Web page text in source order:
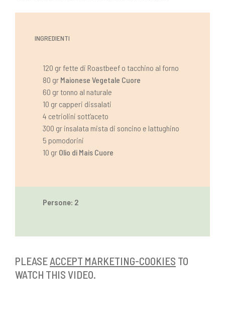
INGREDIENTI
120 gr fette di Roastbeef o tacchino al forno
80 gr Maionese Vegetale Cuore
60 gr tonno al naturale
10 gr capperi dissalati
4 cetriolini sott’aceto
300 gr insalata mista di soncino e lattughino
5 pomodorini
10 gr Olio di Mais Cuore
Persone: 2
PLEASE ACCEPT MARKETING-COOKIES TO
WATCH THIS VIDEO.